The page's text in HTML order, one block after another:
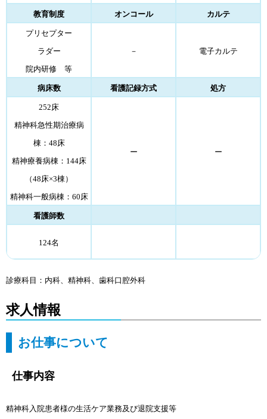
教育制度 オンコール カルテ
プリセプター
ラダー
院内研修 等
－ 電子カルテ
病床数 看護記録方式 処方
252床
精神科急性期治療病
棟：48床
精神療養病棟：144床
（48床×3棟）
精神科一般病棟：60床
ー ー
看護師数
124名
診療科目：内科、精神科、歯科口腔外科
求人情報
お仕事について
仕事内容
精神科入院患者様の生活ケア業務及び退院支援等